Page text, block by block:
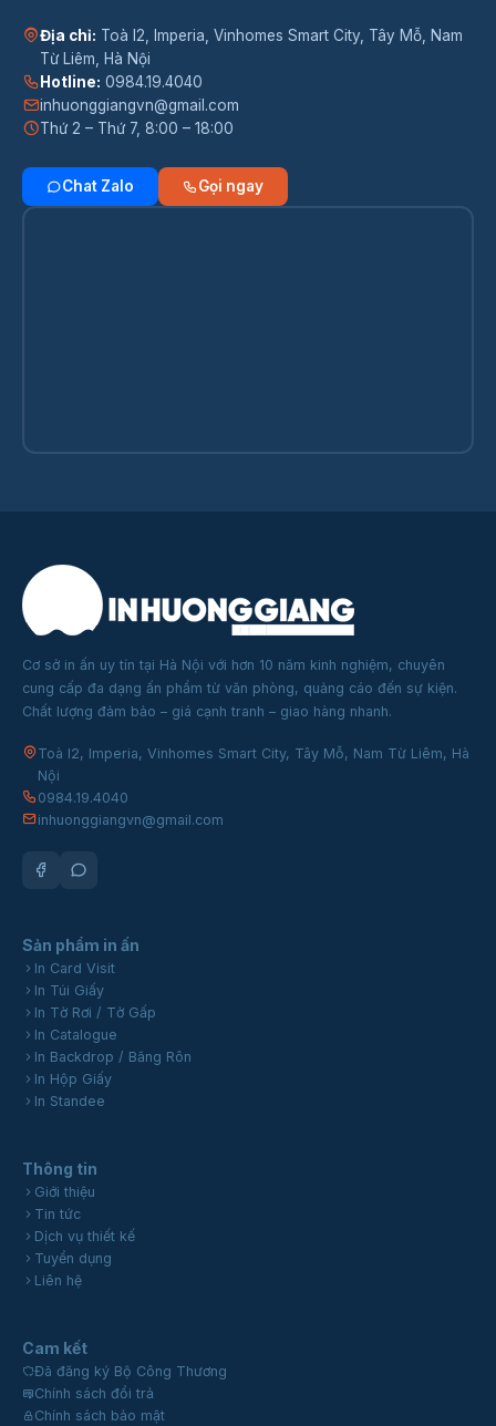
Địa chỉ: Toà I2, Imperia, Vinhomes Smart City, Tây Mỗ, Nam
Từ Liêm, Hà Nội
Hotline: 0984.19.4040
inhuonggiangvn@gmail.com
Thứ 2 – Thứ 7, 8:00 – 18:00
Chat Zalo Gọi ngay
Cơ sở in ấn uy tín tại Hà Nội với hơn 10 năm kinh nghiệm, chuyên
cung cấp đa dạng ấn phẩm từ văn phòng, quảng cáo đến sự kiện.
Chất lượng đảm bảo – giá cạnh tranh – giao hàng nhanh.
Toà I2, Imperia, Vinhomes Smart City, Tây Mỗ, Nam Từ Liêm, Hà
Nội
0984.19.4040
inhuonggiangvn@gmail.com
Sản phẩm in ấn
In Card Visit
In Túi Giấy
In Tờ Rơi / Tờ Gấp
In Catalogue
In Backdrop / Băng Rôn
In Hộp Giấy
In Standee
Thông tin
Giới thiệu
Tin tức
Dịch vụ thiết kế
Tuyển dụng
Liên hệ
Cam kết
Đã đăng ký Bộ Công Thương
Chính sách đổi trả
Chính sách bảo mật